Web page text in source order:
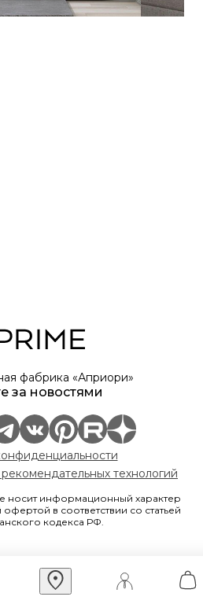
фабрика «Априори»
за новостями
технологий
носит информационный характер
в соответствии со статьей
кодекса РФ.